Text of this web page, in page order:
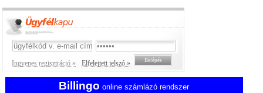
Ingyenes regisztráció » Elfelejtett jelszó »
Billingo online számlázó rendszer